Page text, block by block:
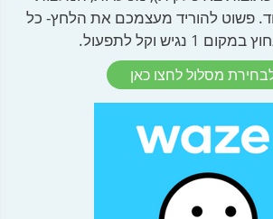
פשוט להוריד מעצמכם את הלחץ- כל
1 נגיש וקל לתפעול.
מסלול לחצו כאן